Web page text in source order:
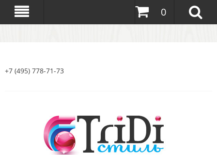
0
+7 (495) 778-71-73